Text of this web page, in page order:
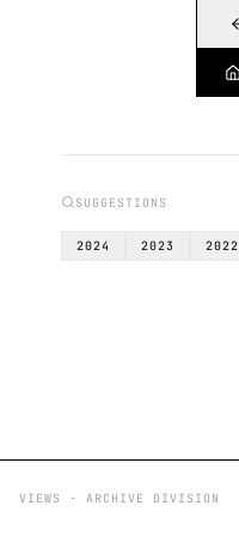
SUGGESTIONS
2024 2023 2022
VIEWS - ARCHIVE DIVISION